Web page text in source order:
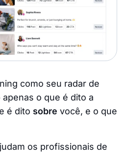
como seu radar de
o que é dito a
é dito sobre você, e o que
os profissionais de